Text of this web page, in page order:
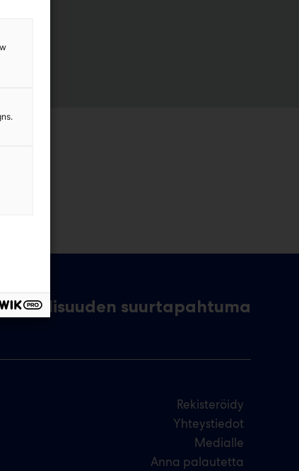
Teollisuuden suurtapahtuma
Rekisteröidy
Yhteystiedot
Medialle
Anna palautetta